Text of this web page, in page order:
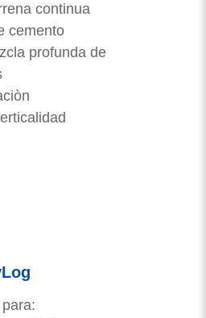
continua
cemento
profunda de